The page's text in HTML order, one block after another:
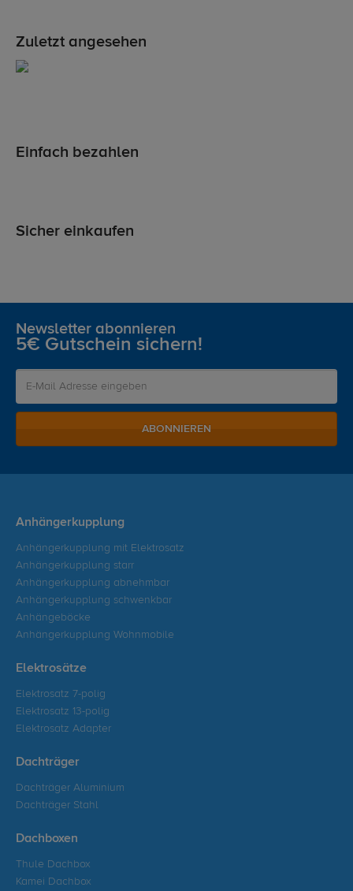
Zuletzt angesehen
Einfach bezahlen
Sicher einkaufen
Newsletter abonnieren
5€ Gutschein sichern!
ABONNIEREN
Anhängerkupplung
Anhängerkupplung mit Elektrosatz
Anhängerkupplung starr
Anhängerkupplung abnehmbar
Anhängerkupplung schwenkbar
Anhängeböcke
Anhängerkupplung Wohnmobile
Elektrosätze
Elektrosatz 7-polig
Elektrosatz 13-polig
Elektrosatz Adapter
Dachträger
Dachträger Aluminium
Dachträger Stahl
Dachboxen
Thule Dachbox
Kamei Dachbox